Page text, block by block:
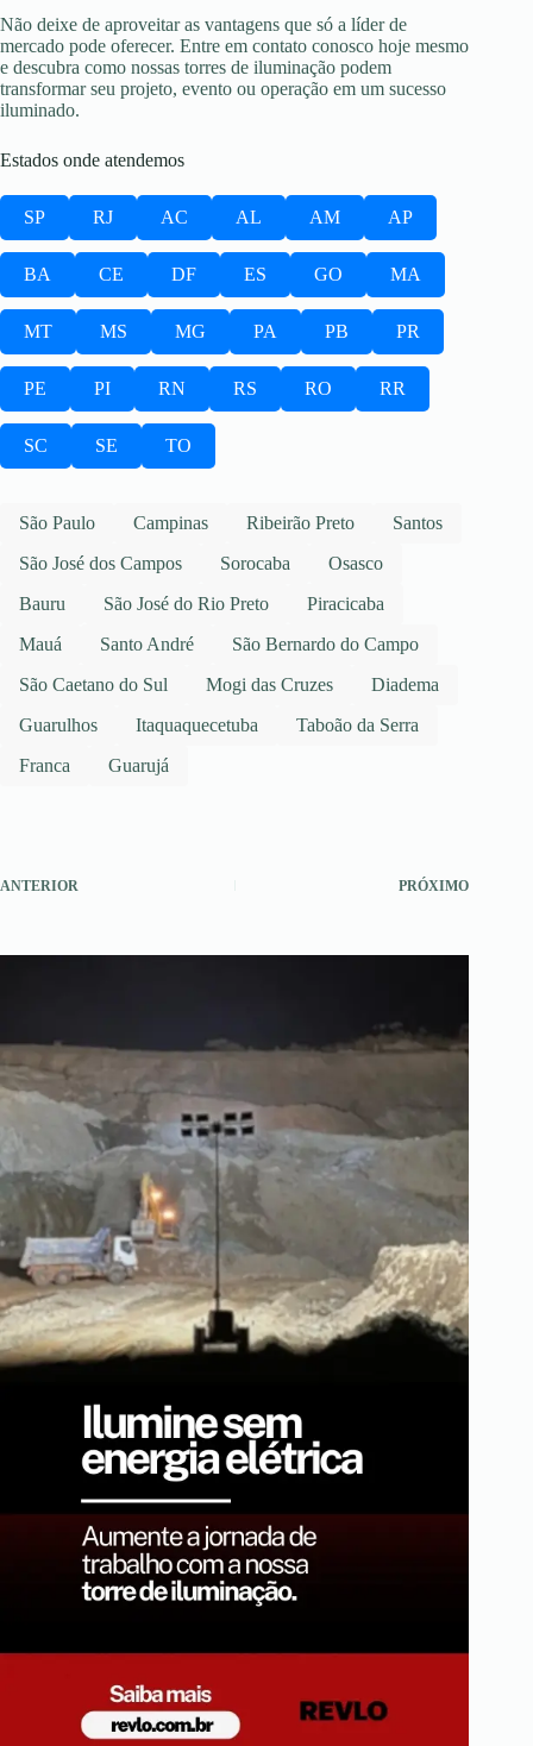
Não deixe de aproveitar as vantagens que só a líder de
mercado pode oferecer. Entre em contato conosco hoje mesmo
e descubra como nossas torres de iluminação podem
transformar seu projeto, evento ou operação em um sucesso
iluminado.
Estados onde atendemos
SP RJ AC AL AM AP
BA CE DF ES GO MA
MT MS MG PA PB PR
PE PI RN RS RO RR
SC SE TO
São Paulo Campinas Ribeirão Preto
Santos
São José dos Campos
Sorocaba
Osasco
Bauru
São José do Rio Preto
Piracicaba
Mauá
Santo André
São Bernardo do Campo
São Caetano do Sul
Mogi das Cruzes
Diadema
Guarulhos
Itaquaquecetuba
Taboão da Serra
Franca
Guarujá
ANTERIOR PRÓXIMO